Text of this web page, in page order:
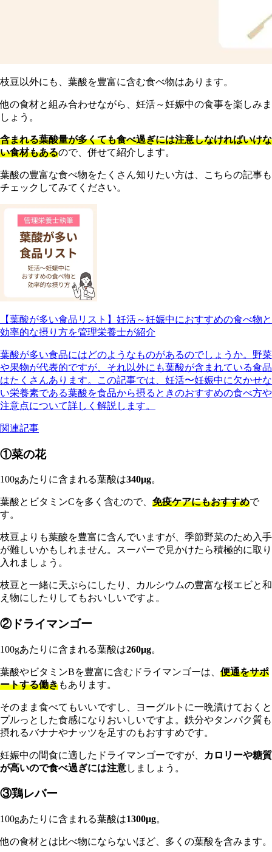
枝豆以外にも、葉酸を豊富に含む食べ物はあります。
他の食材と組み合わせながら、妊活～妊娠中の食事を楽しみま
しょう。
含まれる葉酸量が多くても食べ過ぎには注意しなければいけな
い食材もあるので、併せて紹介します。
葉酸の豊富な食べ物をたくさん知りたい方は、こちらの記事も
チェックしてみてください。
【葉酸が多い食品リスト】妊活～妊娠中におすすめの食べ物と
効率的な摂り方を管理栄養士が紹介
葉酸が多い食品にはどのようなものがあるのでしょうか。野菜
や果物が代表的ですが、それ以外にも葉酸が含まれている食品
はたくさんあります。この記事では、妊活〜妊娠中に欠かせな
い栄養素である葉酸を食品から摂るときのおすすめの食べ方や
注意点について詳しく解説します。
関連記事
①菜の花
100gあたりに含まれる葉酸は340μg。
葉酸とビタミンCを多く含むので、 免疫ケアにもおすすめで
す。
枝豆よりも葉酸を豊富に含んでいますが、季節野菜のため入手
が難しいかもしれません。スーパーで見かけたら積極的に取り
入れましょう。
枝豆と一緒に天ぷらにしたり、カルシウムの豊富な桜エビと和
え物にしたりしてもおいしいですよ。
②ドライマンゴー
100gあたりに含まれる葉酸は260μg。
葉酸やビタミンBを豊富に含むドライマンゴーは、 便通をサポ
ートする働きもあります。
そのまま食べてもいいですし、ヨーグルトに一晩漬けておくと
プルっとした食感になりおいしいですよ。鉄分やタンパク質も
摂れるバナナやナッツを足すのもおすすめです。
妊娠中の間食に適したドライマンゴーですが、
カロリーや糖質
が高いので食べ過ぎには注意しましょう。
③鶏レバー
100gあたりに含まれる葉酸は1300μg。
他の食材とは比べ物にならないほど、多くの葉酸を含みます。